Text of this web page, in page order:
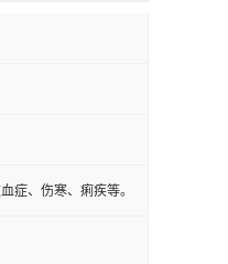
症、伤寒、痢疾等。